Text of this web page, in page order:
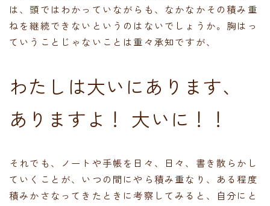
は、頭ではわかっていながらも、なかなかその積み重
ねを継続できないというのはないでしょうか。胸はっ
ていうことじゃないことは重々承知ですが、
わたしは大いにあります、
ありますよ！ 大いに！！
それでも、ノートや手帳を日々、日々、書き散らかし
ていくことが、いつの間にやら積み重なり、ある程度
積みかさなってきたときに考察してみると、自分にと